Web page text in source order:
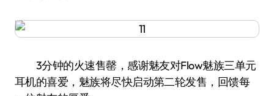
3分钟的火速售罄，感谢魅友对Flow魅族三单元
耳机的喜爱，魅族将尽快启动第二轮发售，回馈每